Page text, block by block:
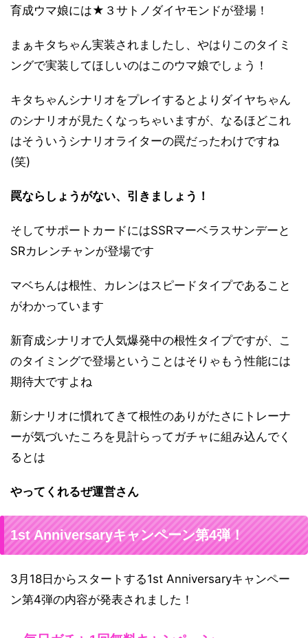
育成ウマ娘には★３サトノダイヤモンドが登場！
まぁキタちゃん実装されましたし、やはりこのタイミ
ングで実装してほしいのはこのウマ娘でしょう！
キタちゃんシナリオをプレイするとよりダイヤちゃん
のシナリオが見たくなっちゃいますが、なるほどこれ
はそういうシナリオライターの罠だったわけですね
(笑)
罠ならしょうがない、引きましょう！
そしてサポートカードにはSSRマーベラスサンデーと
SRカレンチャンが登場です
マベちんは根性、カレンはスピードタイプであること
がわかっています
新育成シナリオで人気爆発中の根性タイプですが、こ
のタイミングで登場ということはそりゃもう性能には
期待大ですよね
新シナリオに慣れてきて根性のありがたさにトレーナ
ーが気づいたころを見計らってガチャに組み込んでく
るとは
やってくれるぜ運営さん
1st Anniversaryキャンペーン第4弾！
3月18日からスタートする1st Anniversaryキャンペー
ン第4弾の内容が発表されました！